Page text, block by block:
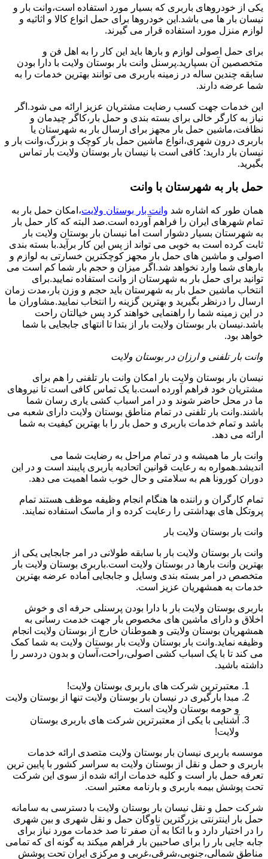
یکی از خودروهای باربری که بسیار مورد استفاده است،وانت بار و
نیسان بار ها می باشد.این خودروها برای حمل انواع کالا و اثاثیه و
لوازم منزل مورد استفاده قرار می گیرند.
برای حمل اصولی لوازم و بارها باید این کار را به اهل فن و
متخصصین آن بسپارید.پرسنل وانت بار بوستان ولایت با دارا بودن
سابقه چندین ساله در زمینه باربری می توانند بهترین خدمات را به
شما عرضه دارند.
این خدمات جهت کسب رضایت مشتریان عزیز ارائه می شود.اگر
نیاز به کارگر خالی برای بسته بندی و حمل بار،کاگر چیدمان و
نظافت،ماشین حمل بار مجهز برای ارسال بار به شهرستان یا
باربری درون شهری،انواع ماشین حمل بار کوچک و بزرگ،وانت بار و
نیسان بار دارید: کافی است با نیسان بار بوستان ولایت بار تماس
بگیرید.
حمل بار به شهرستان با وانت
همان طور که اشاره شد وانت بار بوستان ولایت،امکان حمل بار به
تمام شهرهای ایران را فراهم آورده است.صد البته که کار حمل بار
به شهرستان بسیار دشوار است اما نیسان بار بوستان ولایت بار
ثابت کرده است به خوبی می تواند از پس این کار برآید.با بسته بندی
اصولی و ماشین های حمل بار مجهز کوچکترین خسارتی به لوازم و
بارهای شما وارد نخواهد شد.اگر میزان و حجم بار شما کم است می
توانید برای حمل بار به شهرستان از وانت استفاده نمایید.برای
انتخاب ماشین حمل بار به شهرستان باید حجم و وزن بار،مدت زمان
ارسال را درنظر بگیرید و بهترین گزینه را انتخاب نمایید.مشاوران ما
در این زمینه شما را راهنمایی خواهند کرد پس خیالتان راحت
باشد.نیسان بار بوستان ولایت بار از بتدا تا انتهای جابجایی با شما
خواهد بود.
وانت بار تلفنی و ارزان در بوستان ولایت
نیسان بار بوستان ولایت بار امکان وانت بار تلفنی را هم برای
مشتریان خود فراهم آورده است.با یک تماس کافی است تا نیروهای
ما در محل حاضر شوند و در امر اسباب کشی یاری رسان شما
باشند.وانت بار تلفنی در تمام مناطق بوستان ولایت دارای شعبه می
باشد و تمام خدمات باربری و حمل بار را با بهترین کیفیت به شما
ارائه می دهد.
وانت بار ما همیشه و در تمام مراحل به رضایت شما می
اندیشد.همواره به رعایت قوانین اتحادیه باربری پایبند است و در این
دوران کورونا هم به سلامتی و حال خوب شما اهمیت می دهد.
تمام کارگران و راننده ها هنگام انجام وظیفه موظف هستند تمام
پروتکل های بهداشتی را رعایت کرده و از ماسک استفاده نمایند.
وانت بار بوستان ولایت بار
وانت بار بوستان ولایت بار با سابقه طولانی در امر جابجایی یکی از
بهترین وانت بارها در بوستان ولایت است.باربری بوستان ولایت بار
متخصص در امر بسته بندی وسایل و جابجایی آماده عرضه بهترین
خدمات به همشهریان عزیز است.
باربری بوستان ولایت بار با دارا بودن پرسنلی حرفه ای و خوش
اخلاق و دارای ماشین های مخصوص بار جهت خدمت رسانی به
همشهریان بوستان ولایتی و هموطنان خارج از بوستان ولایت انجام
وظیفه نماید.وانت بار بوستان ولایت بار بوستان ولایت به شما کمک
می کند تا با یک اسباب کشی اصولی،راحت،آسان و بدون دردسر را
داشته باشید.
معتبرترین شرکت های باربری بوستان ولایت!
مبدا بارگیری در نیسان بار بوستان ولایت تنها از بوستان ولایت
و حومه بوستان ولایت است
آشنایی با یکی از معتبرترین شرکت های باربری بوستان
ولایت!
موسسه باربری نیسان بار بوستان ولایت متصدی ارائه خدمات
باربری و حمل و نقل از بوستان ولایت به سراسر کشور با پایین ترین
تعرفه حمل بار است و کلیه خدمات ارائه شده از سوی این شرکت
تحت پوشش بیمه باربری و بارنامه معتبر است.
شرکت حمل و نقل نیسان بار بوستان ولایت با دسترسی به سامانه
حمل بار اینترنتی بزرگترین ناوگان حمل و نقل شهری و بین شهری
را در اختیار دارد و با اتکا به آن صفر تا صد خدمات مورد نیاز برای
جابه جایی بار را برای صاحبین بار فراهم میکند به گونه ای که تمامی
مناطق شمالی،جنوبی،شرقی،غربی و مرکزی ایران تحت پوشش